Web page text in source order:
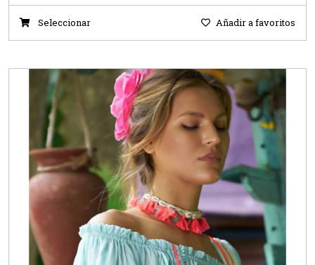
Seleccionar Añadir a favoritos